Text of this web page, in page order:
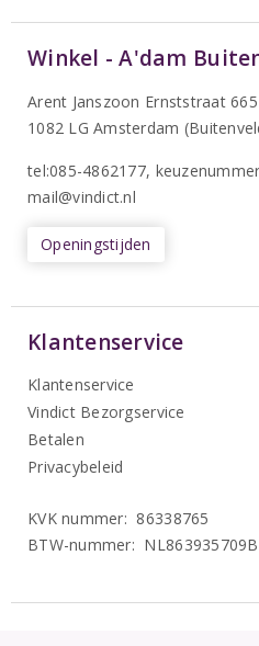
Winkel - A'dam
Arent Janszoon Ernststraat 665
1082 LG Amsterdam
tel:085-4862177,
mail@vindict.nl
Openingstijden
Klantenservice
Klantenservice
Vindict Bezorgservice
Betalen
Privacybeleid
KVK nummer: 86338765
BTW-nummer: